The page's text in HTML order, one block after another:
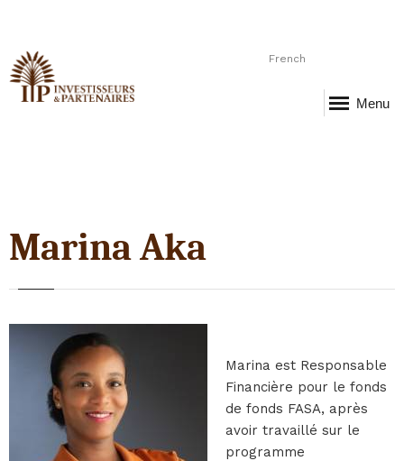
French
Menu
Marina Aka
Marina est Responsable
Financière pour le fonds
de fonds FASA, après
avoir travaillé sur le
programme